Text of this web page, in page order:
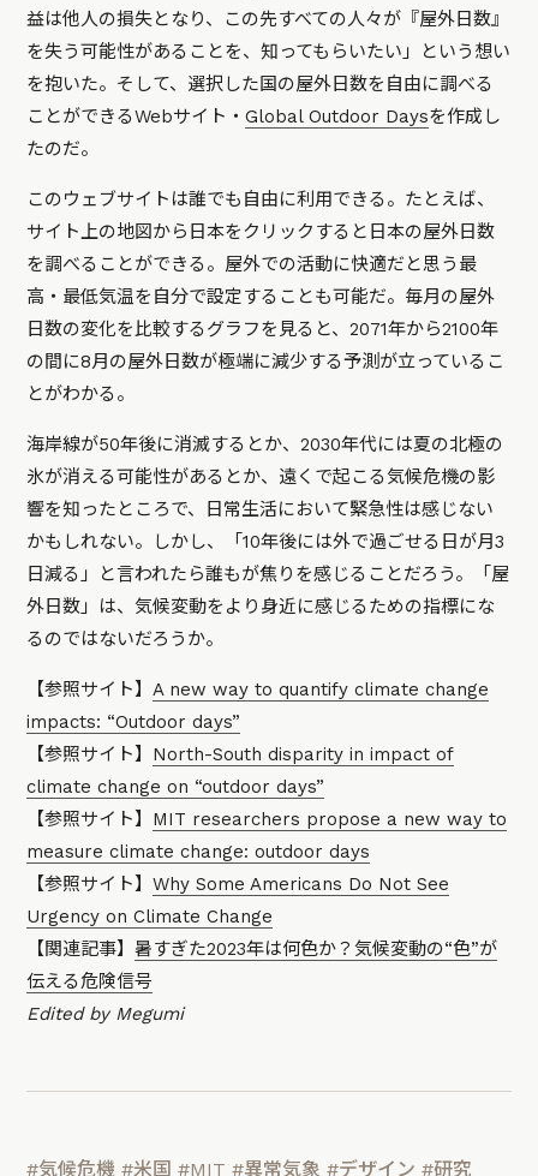
益は他人の損失となり、この先すべての人々が『屋外日数』
を失う可能性があることを、知ってもらいたい」という想い
を抱いた。そして、選択した国の屋外日数を自由に調べる
ことができるWebサイト・Global Outdoor Daysを作成し
たのだ。
このウェブサイトは誰でも自由に利用できる。たとえば、
サイト上の地図から日本をクリックすると日本の屋外日数
を調べることができる。屋外での活動に快適だと思う最
高・最低気温を自分で設定することも可能だ。毎月の屋外
日数の変化を比較するグラフを見ると、2071年から2100年
の間に8月の屋外日数が極端に減少する予測が立っているこ
とがわかる。
海岸線が50年後に消滅するとか、2030年代には夏の北極の
氷が消える可能性があるとか、遠くで起こる気候危機の影
響を知ったところで、日常生活において緊急性は感じない
かもしれない。しかし、「10年後には外で過ごせる日が月3
日減る」と言われたら誰もが焦りを感じることだろう。「屋
外日数」は、気候変動をより身近に感じるための指標にな
るのではないだろうか。
【参照サイト】A new way to quantify climate change
impacts: “Outdoor days”
【参照サイト】 North-South disparity in impact of
climate change on “outdoor days”
【参照サイト】 MIT researchers propose a new way to
measure climate change: outdoor days
【参照サイト】Why Some Americans Do Not See
Urgency on Climate Change
【関連記事】暑すぎた2023年は何色か？気候変動の“色”が
伝える危険信号
Edited by Megumi
#気候危機 #米国 #MIT #異常気象 #デザイン #研究